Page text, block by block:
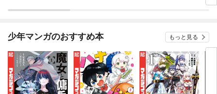
少年マンガのおすすめ本 もっと見る